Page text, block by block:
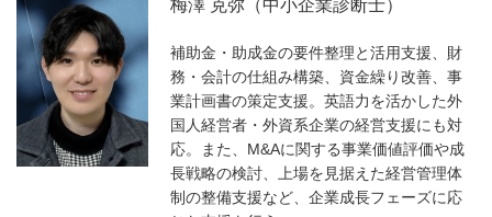
梅澤 克弥（中小企業診断士）
補助金・助成金の要件整理と活用支援、財
務・会計の仕組み構築、資金繰り改善、事
業計画書の策定支援。英語力を活かした外
国人経営者・外資系企業の経営支援にも対
応。また、M&Aに関する事業価値評価や成
長戦略の検討、上場を見据えた経営管理体
制の整備支援など、企業成長フェーズに応